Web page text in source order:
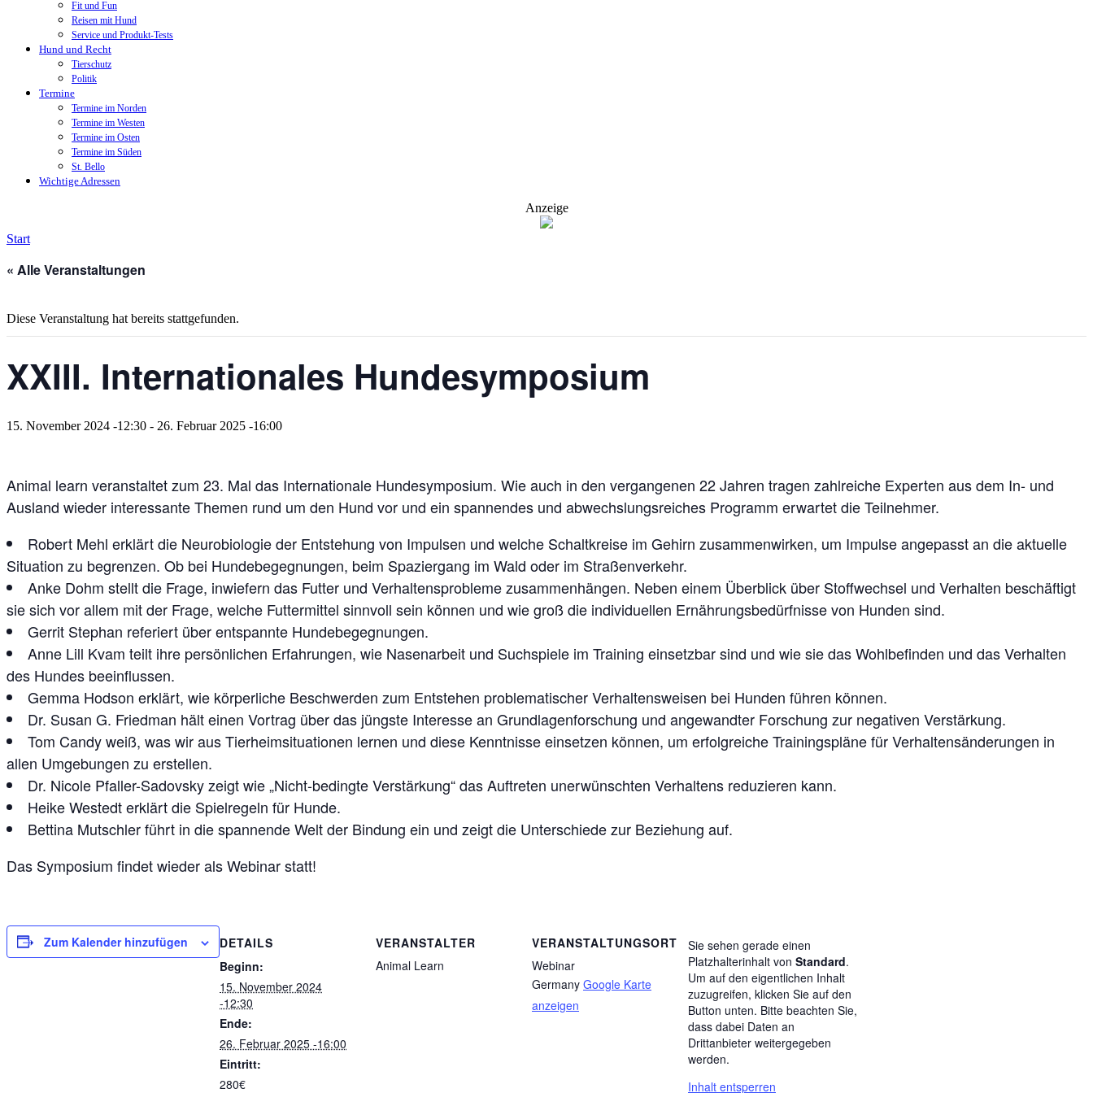
Fit und Fun
Reisen mit Hund
Service und Produkt-Tests
Hund und Recht
Tierschutz
Politik
Termine
Termine im Norden
Termine im Westen
Termine im Osten
Termine im Süden
St. Bello
Wichtige Adressen
Anzeige
Start
« Alle Veranstaltungen
Diese Veranstaltung hat bereits stattgefunden.
XXIII. Internationales Hundesymposium
15. November 2024 -12:30 - 26. Februar 2025 -16:00
Animal learn veranstaltet zum 23. Mal das Internationale Hundesymposium. Wie auch in den vergangenen 22 Jahren tragen zahlreiche Experten aus dem In- und
Ausland wieder interessante Themen rund um den Hund vor und ein spannendes und abwechslungsreiches Programm erwartet die Teilnehmer.
Robert Mehl erklärt die Neurobiologie der Entstehung von Impulsen und welche Schaltkreise im Gehirn zusammenwirken, um Impulse angepasst an die aktuelle
Situation zu begrenzen. Ob bei Hundebegegnungen, beim Spaziergang im Wald oder im Straßenverkehr.
Anke Dohm stellt die Frage, inwiefern das Futter und Verhaltensprobleme zusammenhängen. Neben einem Überblick über Stoffwechsel und Verhalten beschäftigt
sie sich vor allem mit der Frage, welche Futtermittel sinnvoll sein können und wie groß die individuellen Ernährungsbedürfnisse von Hunden sind.
Gerrit Stephan referiert über entspannte Hundebegegnungen.
Anne Lill Kvam teilt ihre persönlichen Erfahrungen, wie Nasenarbeit und Suchspiele im Training einsetzbar sind und wie sie das Wohlbefinden und das Verhalten
des Hundes beeinflussen.
Gemma Hodson erklärt, wie körperliche Beschwerden zum Entstehen problematischer Verhaltensweisen bei Hunden führen können.
Dr. Susan G. Friedman hält einen Vortrag über das jüngste Interesse an Grundlagenforschung und angewandter Forschung zur negativen Verstärkung.
Tom Candy weiß, was wir aus Tierheimsituationen lernen und diese Kenntnisse einsetzen können, um erfolgreiche Trainingspläne für Verhaltensänderungen in
allen Umgebungen zu erstellen.
Dr. Nicole Pfaller-Sadovsky zeigt wie „Nicht-bedingte Verstärkung“ das Auftreten unerwünschten Verhaltens reduzieren kann.
Heike Westedt erklärt die Spielregeln für Hunde.
Bettina Mutschler führt in die spannende Welt der Bindung ein und zeigt die Unterschiede zur Beziehung auf.
Das Symposium findet wieder als Webinar statt!
Zum Kalender hinzufügen
DETAILS
Beginn:
15. November 2024
-12:30
Ende:
26. Februar 2025 -16:00
Eintritt:
280€
VERANSTALTER
Animal Learn
VERANSTALTUNGSORT
Webinar
Germany Google Karte
anzeigen
Sie sehen gerade einen
Platzhalterinhalt von Standard.
Um auf den eigentlichen Inhalt
zuzugreifen, klicken Sie auf den
Button unten. Bitte beachten Sie,
dass dabei Daten an
Drittanbieter weitergegeben
werden.
Inhalt entsperren